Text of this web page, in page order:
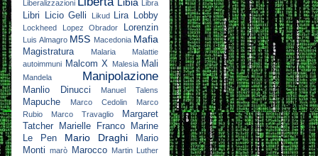
Liberalizzazioni Libra
Libri Licio Gelli Likud Lira Lobby
Lockheed Lopez Obrador Lorenzin
Luis Almagro M5S Macedonia Mafia
Magistratura Malaria
Malattie
autoimmuni Malcom X Malesia Mali
Mandela Manipolazione
Manlio Dinucci Manuel Talens
Mapuche Marco Cedolin
Marco
Rubio
Marco Travaglio
Margaret
Tatcher
Marielle Franco
Marine
Le Pen
Mario Draghi
Mario
Monti
marò Marocco
Martin Luther